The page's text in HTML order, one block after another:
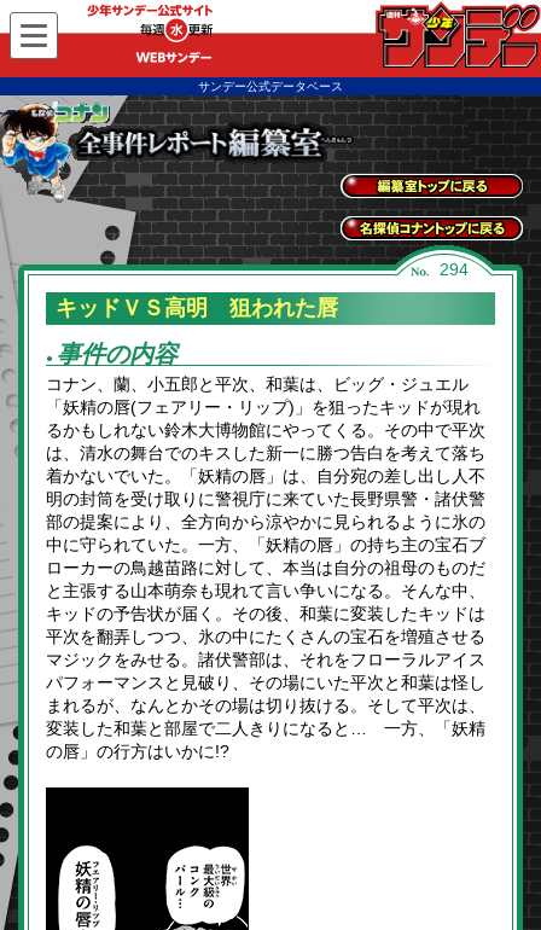
WEBサンデー
サンデー公式データベース
全事件レポートトッ
プに戻る
名探偵コナントップ
に戻る
294
キッドＶＳ高明 狙われた唇
● 事件の内容
コナン、蘭、小五郎と平次、和葉は、ビッグ・ジュエル
「妖精の唇(フェアリー・リップ)」を狙ったキッドが現れ
るかもしれない鈴木大博物館にやってくる。その中で平次
は、清水の舞台でのキスした新一に勝つ告白を考えて落ち
着かないでいた。「妖精の唇」は、自分宛の差し出し人不
明の封筒を受け取りに警視庁に来ていた長野県警・諸伏警
部の提案により、全方向から涼やかに見られるように氷の
中に守られていた。一方、「妖精の唇」の持ち主の宝石ブ
ローカーの鳥越苗路に対して、本当は自分の祖母のものだ
と主張する山本萌奈も現れて言い争いになる。そんな中、
キッドの予告状が届く。その後、和葉に変装したキッドは
平次を翻弄しつつ、氷の中にたくさんの宝石を増殖させる
マジックをみせる。諸伏警部は、それをフローラルアイス
パフォーマンスと見破り、その場にいた平次と和葉は怪し
まれるが、なんとかその場は切り抜ける。そして平次は、
変装した和葉と部屋で二人きりになると… 一方、「妖精
の唇」の行方はいかに!?